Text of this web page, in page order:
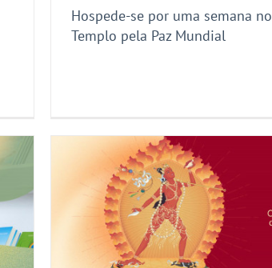
Hospede-se por uma semana no
Templo pela Paz Mundial